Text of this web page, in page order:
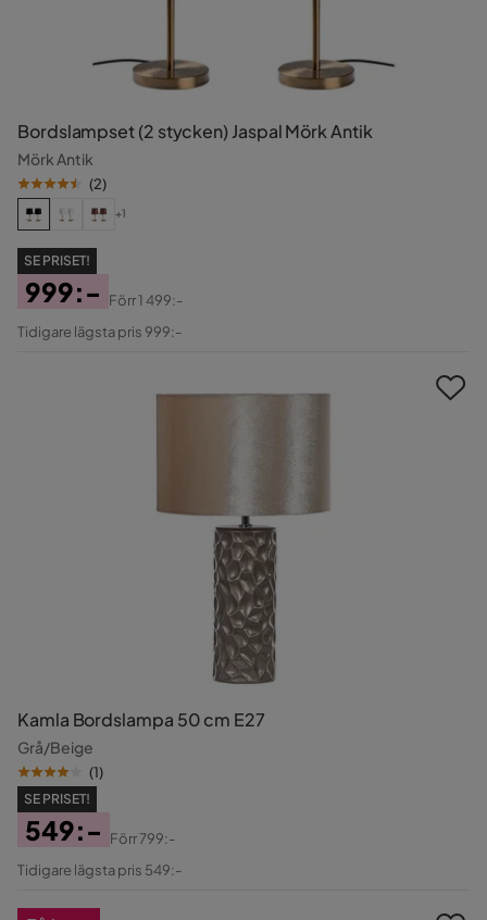
Bordslampset (2 stycken) Jaspal Mörk Antik
Mörk Antik
(2)
+1
SE PRISET!
Pris
999:-
Original
Förr1 499:-
Tidigare lägsta pris 999:-
Kamla Bordslampa 50 cm E27
Grå/Beige
(1)
SE PRISET!
Pris
549:-
Original
Förr799:-
Tidigare lägsta pris 549:-